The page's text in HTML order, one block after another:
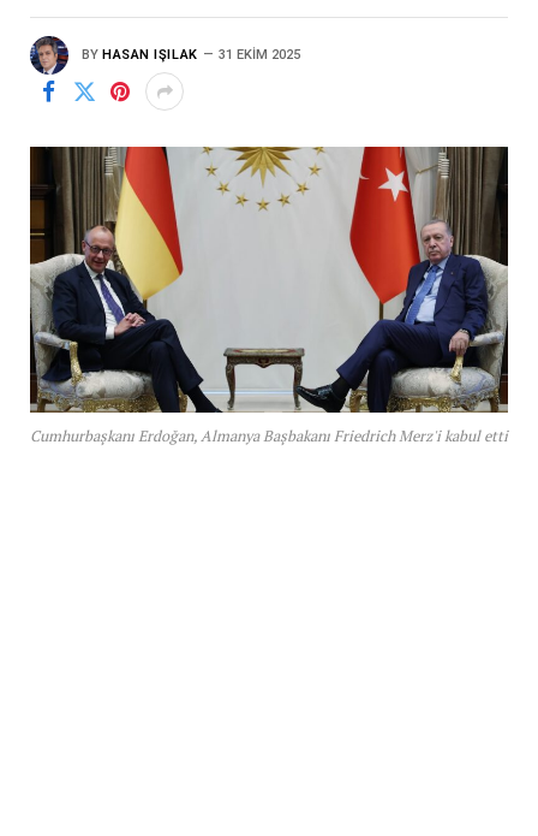
BY HASAN IŞILAK 31 EKIM 2025
Cumhurbaşkanı Erdoğan, Almanya Başbakanı Friedrich Merz'i kabul etti